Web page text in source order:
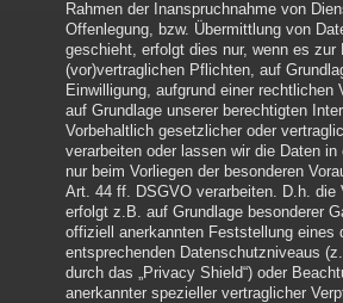
Rahmen der Inanspruchnahme von
Offenlegung, bzw. Übermittlung von
geschieht, erfolgt dies nur, wenn es zur
(vor)vertraglichen Pflichten, auf
Einwilligung, aufgrund einer rechtlichen
auf Grundlage unserer berechtigten
Vorbehaltlich gesetzlicher oder
verarbeiten oder lassen wir die Daten in
nur beim Vorliegen der besonderen
Art. 44 ff. DSGVO verarbeiten. D.h. die
erfolgt z.B. auf Grundlage besonderer
offiziell anerkannten Feststellung eines
entsprechenden Datenschutzniveaus
durch das „Privacy Shield“) oder
anerkannter spezieller vertraglicher